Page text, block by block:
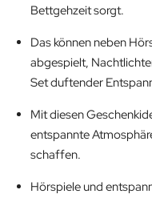
Bettgehzeit sorgt.
Das können neben
abgespielt,
Set duftender
Mit diesen
entspannte
schaffen.
Hörspiele und